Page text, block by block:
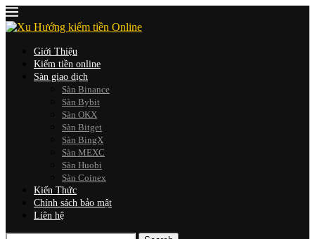
Giới Thiệu
Kiếm tiền online
Sàn giao dịch
Sàn Binance
Sàn Bybit
Sàn OKX
Sàn Bitget
Sàn BingX
Sàn MEXC
Sàn Huobi
Sàn Coinex
Kiến Thức
Chính sách bảo mật
Liên hệ